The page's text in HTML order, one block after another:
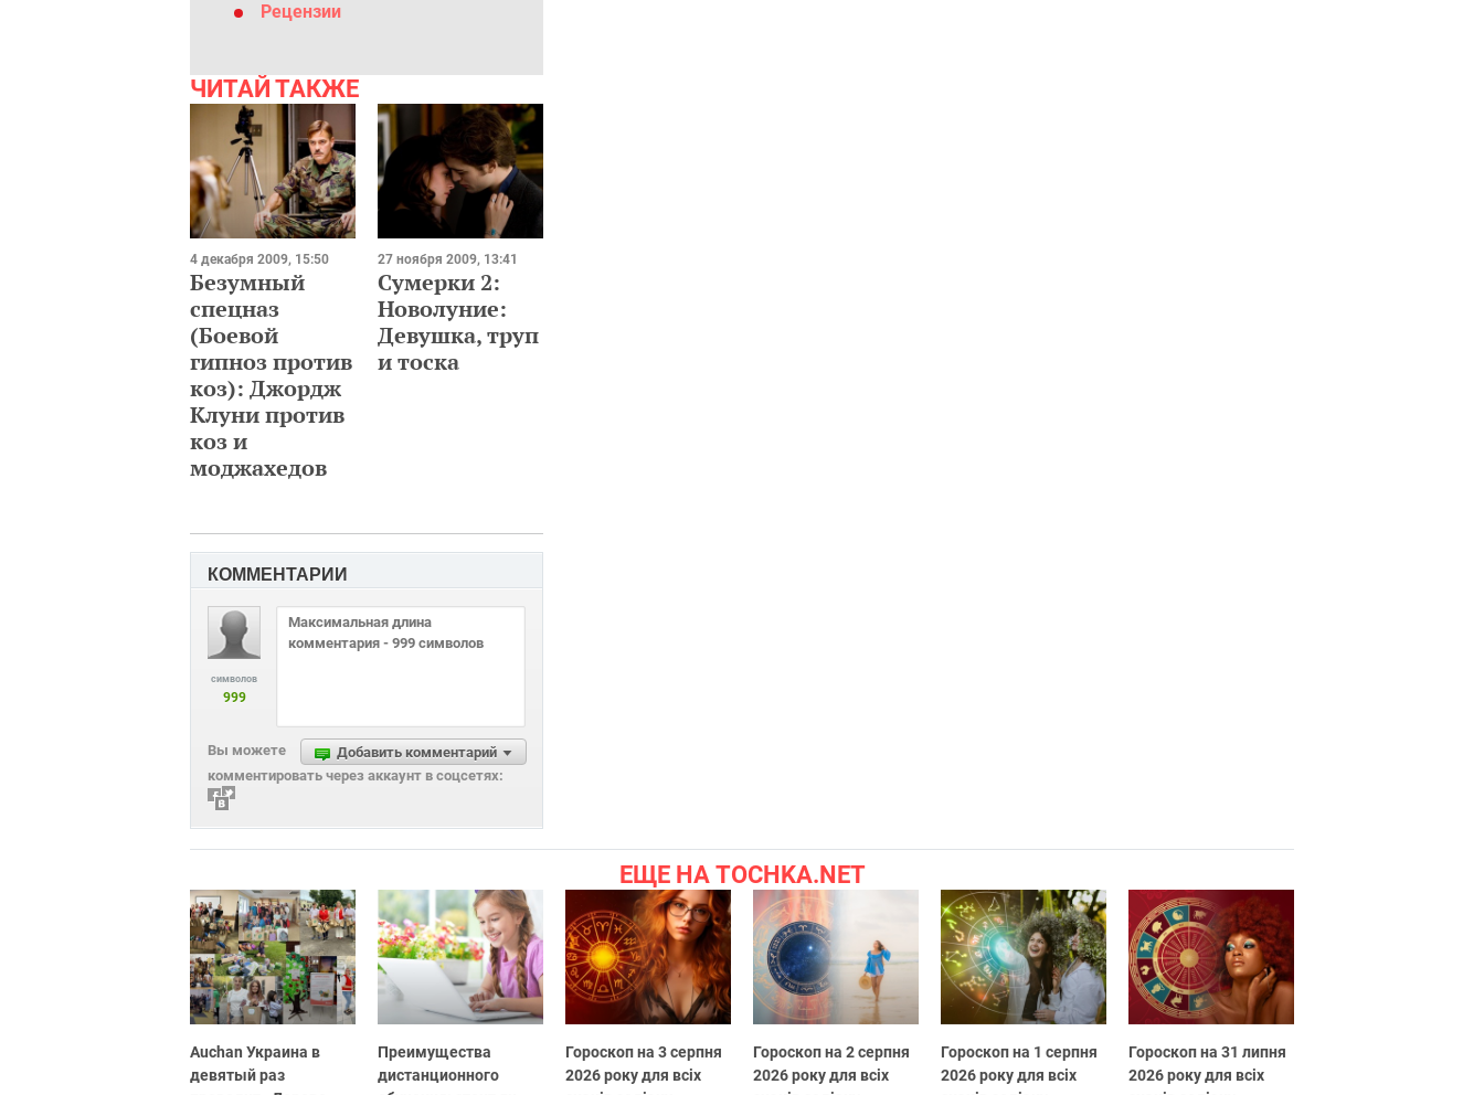
Рецензии
ЧИТАЙ ТАКЖЕ
4 декабря 2009, 15:50
Безумный
спецназ
(Боевой
гипноз против
коз): Джордж
Клуни против
коз и
моджахедов
27 ноября 2009, 13:41
Сумерки 2:
Новолуние:
Девушка, труп
и тоска
КОММЕНТАРИИ
символов
999
Добавить комментарий
Вы можете
комментировать через аккаунт в соцсетях:
ЕЩЕ НА TOCHKA.NET
Auchan Украина в
девятый раз
Преимущества
дистанционного
Гороскоп на 3 серпня
2026 року для всіх
Гороскоп на 2 серпня
2026 року для всіх
Гороскоп на 1 серпня
2026 року для всіх
Гороскоп на 31 липня
2026 року для всіх